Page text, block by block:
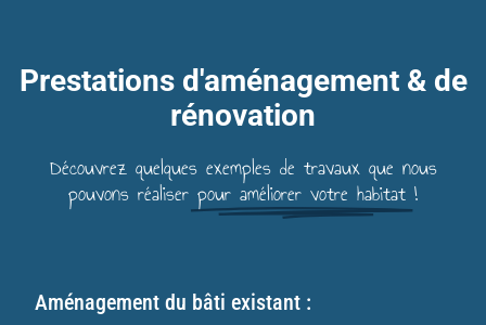
Prestations d'aménagement & de
rénovation
Découvrez quelques exemples de travaux que nous
pouvons réaliser pour améliorer votre habitat !
Aménagement du bâti existant :